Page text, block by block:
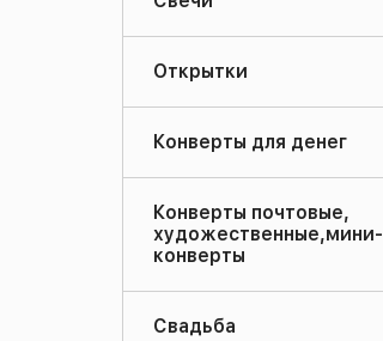
Открытки
Конверты для денег
Конверты почтовые,
художественные,мини-
конверты
Свадьба